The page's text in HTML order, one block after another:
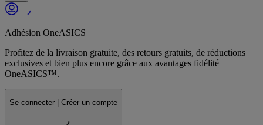
Adhésion OneASICS
Profitez de la livraison gratuite, des retours gratuits, de réductions
exclusives et bien plus encore grâce aux avantages fidélité
OneASICS™.
Se connecter | Créer un compte